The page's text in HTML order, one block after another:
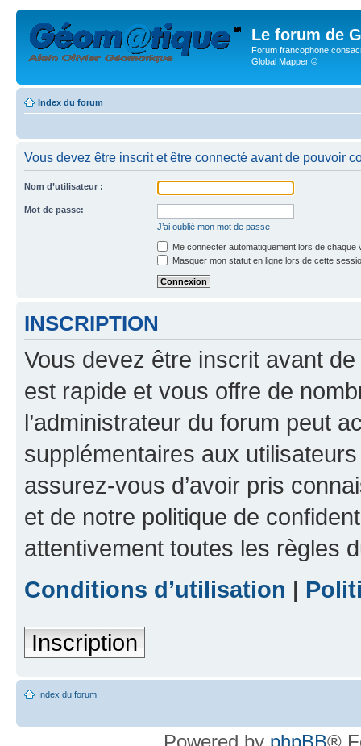
Le forum de
Forum francophone
Global Mapper ©
Index du forum
Vous devez être inscrit et être connecté avant de pouvoir
Nom d’utilisateur :
Mot de passe:
J’ai oublié mon mot de passe
Me connecter automatiquement lors de chaque
Masquer mon statut en ligne lors de cette
INSCRIPTION
Vous devez être inscrit avant
est rapide et vous offre de
l’administrateur du forum peut
supplémentaires aux
assurez-vous d’avoir pris
et de notre politique de
attentivement toutes les règles
Conditions d’utilisation |
Inscription
Index du forum